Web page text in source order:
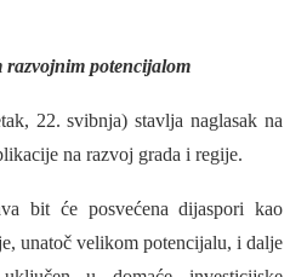
razvojnim potencijalom
22. svibnja) stavlja naglasak na
na razvoj grada i regije.
bit će posvećena dijaspori kao
unatoč velikom potencijalu, i dalje